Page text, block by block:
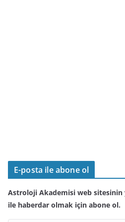
E-posta ile abone ol
Astroloji Akademisi web sitesinin
ile haberdar olmak için abone ol.